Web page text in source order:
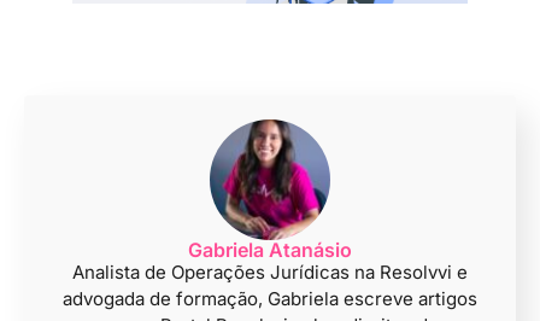
Gabriela Atanásio
Analista de Operações Jurídicas na Resolvvi e
advogada de formação, Gabriela escreve artigos